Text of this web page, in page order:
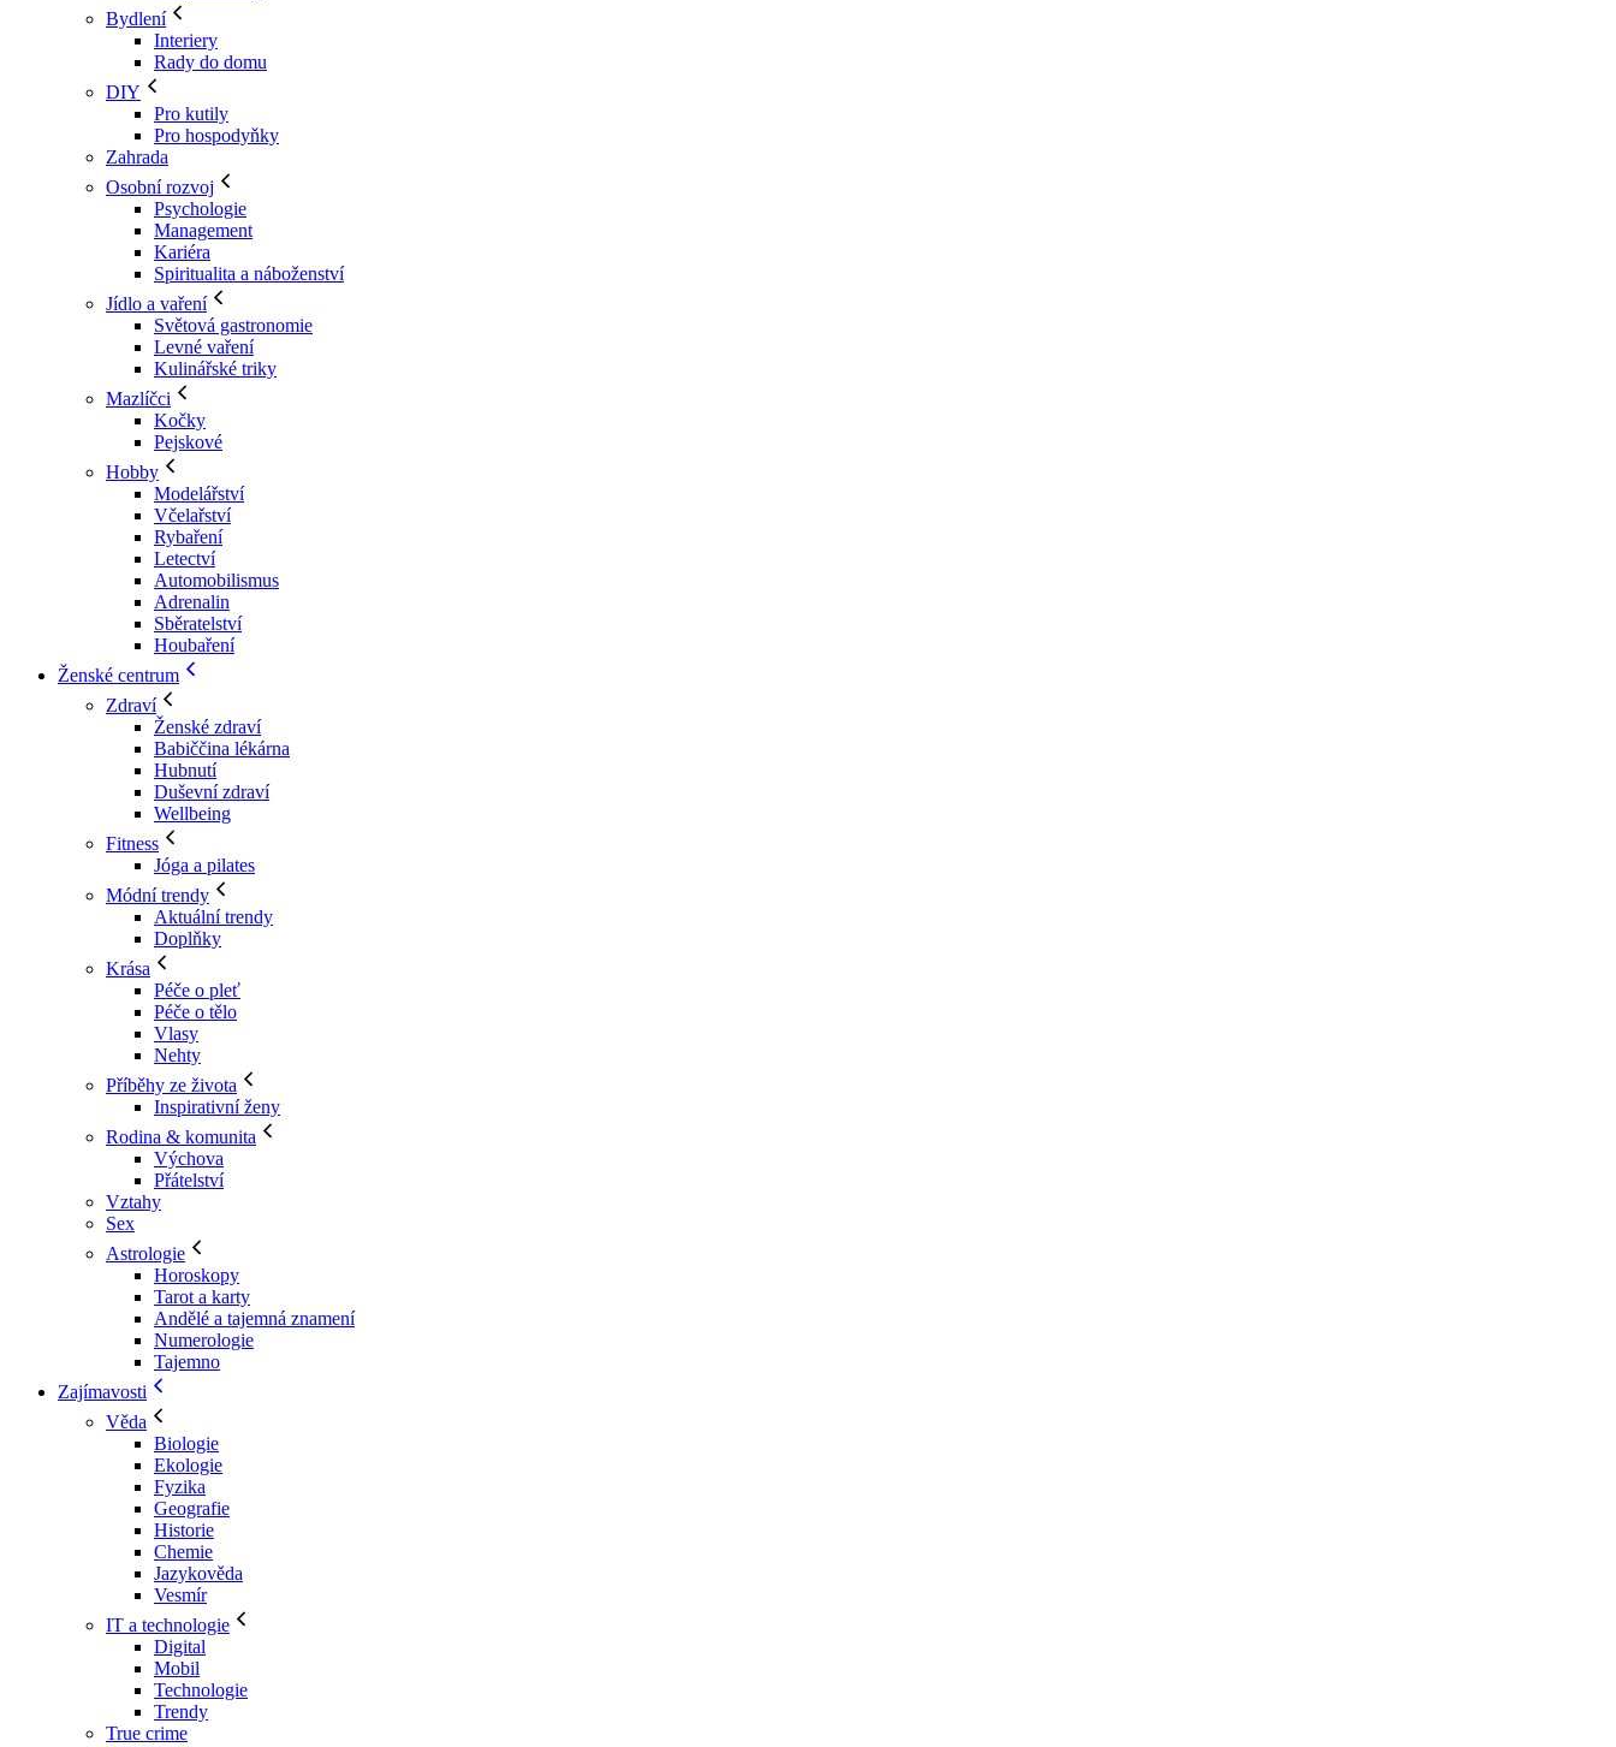
Bydlení
Interiery
Rady do domu
DIY
Pro kutily
Pro hospodyňky
Zahrada
Osobní rozvoj
Psychologie
Management
Kariéra
Spiritualita a náboženství
Jídlo a vaření
Světová gastronomie
Levné vaření
Kulinářské triky
Mazlíčci
Kočky
Pejskové
Hobby
Modelářství
Včelařství
Rybaření
Letectví
Automobilismus
Adrenalin
Sběratelství
Houbaření
Ženské centrum
Zdraví
Ženské zdraví
Babiččina lékárna
Hubnutí
Duševní zdraví
Wellbeing
Fitness
Jóga a pilates
Módní trendy
Aktuální trendy
Doplňky
Krása
Péče o pleť
Péče o tělo
Vlasy
Nehty
Příběhy ze života
Inspirativní ženy
Rodina & komunita
Výchova
Přátelství
Vztahy
Sex
Astrologie
Horoskopy
Tarot a karty
Andělé a tajemná znamení
Numerologie
Tajemno
Zajímavosti
Věda
Biologie
Ekologie
Fyzika
Geografie
Historie
Chemie
Jazykověda
Vesmír
IT a technologie
Digital
Mobil
Technologie
Trendy
True crime